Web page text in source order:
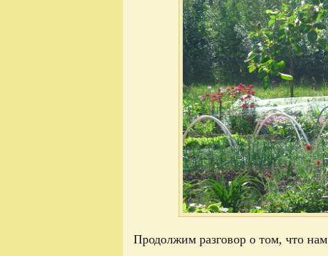
Продолжим разговор о том, что нам